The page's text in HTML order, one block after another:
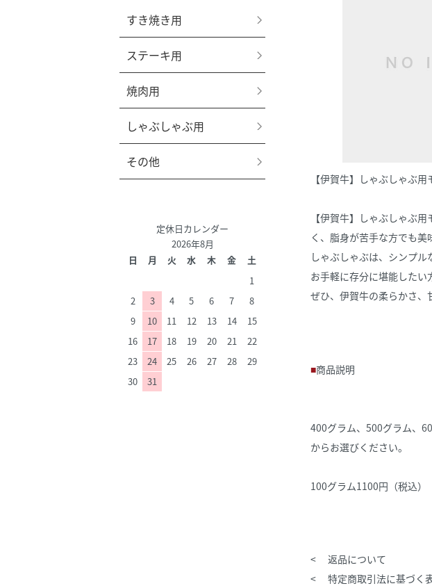
【伊賀牛】しゃぶしゃぶ用
【伊賀牛】しゃぶしゃぶ
く、脂身が苦手な方でも美
しゃぶしゃぶは、シンプル
お手軽に存分に堪能したい
ぜひ、伊賀牛の柔らかさ、
商品説明
400グラム、500グラム、
からお選びください。
100グラム1100円（税込）
返品について
特定商取引法に基づく
すき焼き用
ステーキ用
焼肉用
しゃぶしゃぶ用
その他
定休日カレンダー
2026年8月
日
月 火 水 木 金
土
1
2
3 4 5 6 7
8
9
10 11 12 13 14
15
16
17 18 19 20 21
22
23
24 25 26 27 28
29
30
31